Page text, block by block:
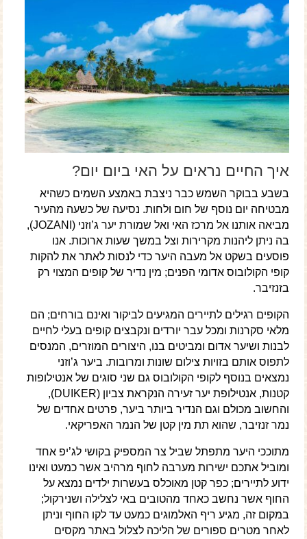
איך החיים נראים על האי ביום יום?
בשבע בבוקר השמש כבר ניצבת באמצע השמים כשהיא
מבטיחה יום נוסף של חום ולחות. נסיעה של כשעה מהעיר
מביאה אותנו אל מרכז האי ואל שמורת יער ג’וזני (JOZANI),
בה ניתן ליהנות מקרירות וצל במשך שעות ארוכות. אנו
פוסעים בשקט אל מעבה היער כדי לנסות לאתר את להקות
קופי הקולובוס אדומי הפנים; מין נדיר של קופים המצוי רק
בזנזיבר.
הקופים רגילים לתיירים המגיעים לביקור ואינם בורחים; הם
מלאי סקרנות ומכל עבר יורדים ונקבצים קופים בעלי לחיים
לבנות ושיער אדום ומביטים בנו, היצורים המוזרים, המנסים
לתפוס אותם בזויות צילום שונות ומרובות. ביער ג’וזני
נמצאים בנוסף לקופי הקולובוס גם שני סוגים של אנטילופות
קטנות, אנטילופת יער זעירה הנקראת צביון (DUIKER),
והחשוב מכולם וגם הנדיר ביותר ביער, פרטים אחדים של
נמר זנזיבר, שהוא תת מין קטן של הנמר האפריקאי.
מתוככי היער מתפתל שביל צר המספיק בקושי לג’יפ אחד
ומוביל אתכם ישירות מערבה לחוף מרהיב אשר כמעט ואינו
ידוע לתיירים; כפר קטן מאוכלס בעשרות ילדים נמצא על
החוף אשר נחשב כאחד מהטובים באי לצלילה ושנירקול;
במקום זה, מגיע ריף האלמוגים כמעט עד לקו החוף וניתן
לאחר מטרים ספורים של הליכה לצלול באתר מקסים